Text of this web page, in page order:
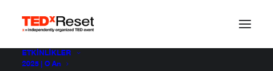
ETKINLIKLER
2025 | O An